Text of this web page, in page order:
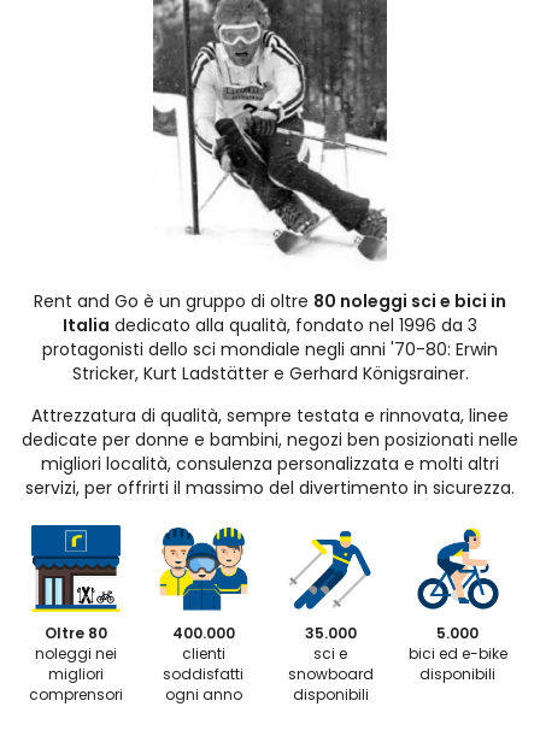
Rent and Go è un gruppo di oltre 80 noleggi sci e bici in
Italia dedicato alla qualità, fondato nel 1996 da 3
protagonisti dello sci mondiale negli anni '70-80: Erwin
Stricker, Kurt Ladstätter e Gerhard Königsrainer.
Attrezzatura di qualità, sempre testata e rinnovata, linee
dedicate per donne e bambini, negozi ben posizionati nelle
migliori località, consulenza personalizzata e molti altri
servizi, per offrirti il massimo del divertimento in sicurezza.
Oltre 80
noleggi nei
migliori
comprensori
400.000
clienti
soddisfatti
ogni anno
35.000
sci e
snowboard
disponibili
5.000
bici ed e-bike
disponibili